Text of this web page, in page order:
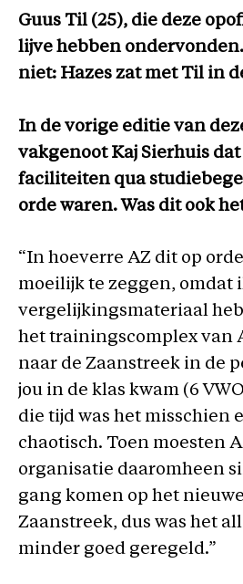
Guus Til (25), die deze
lijve hebben
niet: Hazes zat met Til in
In de vorige editie van
vakgenoot Kaj Sierhuis dat
faciliteiten qua
orde waren. Was dit ook
“In hoeverre AZ dit op
moeilijk te zeggen, omdat
vergelijkingsmateriaal
het trainingscomplex van
naar de Zaanstreek in de
jou in de klas kwam (6
die tijd was het misschien
chaotisch. Toen moesten
organisatie daaromheen
gang komen op het
Zaanstreek, dus was het
minder goed geregeld.”